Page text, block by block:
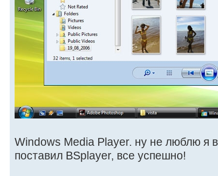
Windows Media Player. ну не люблю я
поставил BSplayer, все успешно!